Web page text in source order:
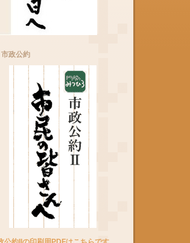
市政公約
公約IIの印刷用PDFはこちらです